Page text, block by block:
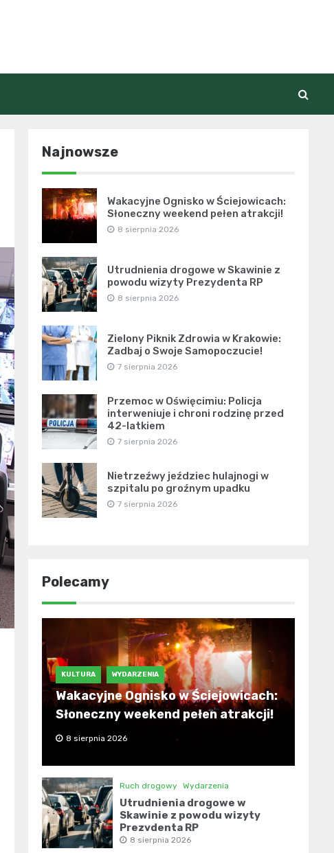
Najnowsze
Wakacyjne Ognisko w Ściejowicach:
Słoneczny weekend pełen atrakcji!
8 sierpnia 2026
Utrudnienia drogowe w Skawinie z
powodu wizyty Prezydenta RP
8 sierpnia 2026
Zielony Piknik Zdrowia w Krakowie:
Zadbaj o Swoje Samopoczucie!
7 sierpnia 2026
Przemoc w Oświęcimiu: Policja
interweniuje i chroni rodzinę przed
42-latkiem
7 sierpnia 2026
Nietrzeźwy jeździec hulajnogi w
szpitalu po groźnym upadku
7 sierpnia 2026
Polecamy
KULTURA WYDARZENIA
Wakacyjne Ognisko w Ściejowicach:
Słoneczny weekend pełen atrakcji!
8 sierpnia 2026
Ruch drogowy Wydarzenia
Utrudnienia drogowe w
Skawinie z powodu wizyty
Prezydenta RP
8 sierpnia 2026